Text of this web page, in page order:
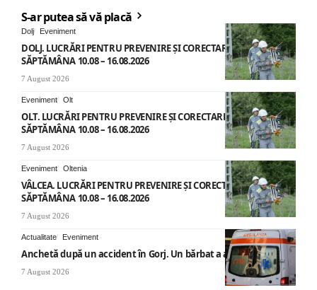
S-ar putea să vă placă
Dolj Eveniment
DOLJ. LUCRĂRI PENTRU PREVENIRE ȘI CORECTARE AVARII –
SĂPTĂMÂNA 10.08 – 16.08.2026
7 August 2026
Eveniment Olt
OLT. LUCRĂRI PENTRU PREVENIRE ȘI CORECTARE AVARII –
SĂPTĂMÂNA 10.08 – 16.08.2026
7 August 2026
Eveniment Oltenia
VÂLCEA. LUCRĂRI PENTRU PREVENIRE ȘI CORECTARE AVARII –
SĂPTĂMÂNA 10.08 – 16.08.2026
7 August 2026
Actualitate Eveniment
Anchetă după un accident în Gorj. Un bărbat a ajuns la spital
7 August 2026